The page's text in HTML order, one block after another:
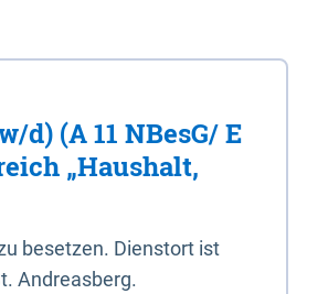
d) (A 11 NBesG/ E
„Haushalt,
besetzen. Dienstort ist
Andreasberg.